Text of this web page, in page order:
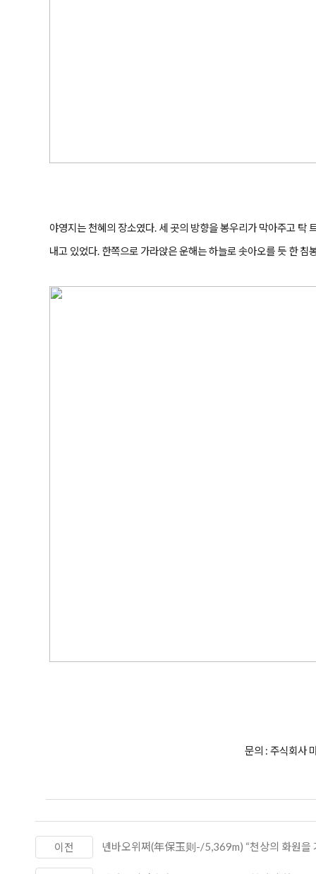
야영지는 천혜의 장소였다. 세 곳의 방향을 봉우리가 막아주고 탁
내고 있었다. 한쪽으로 가라앉은 운해는 하늘로 솟아오를 듯 한
문의 : 주식회
이전 녠바오위쩌(年保玉则-/5,369m) “천상의 화원을